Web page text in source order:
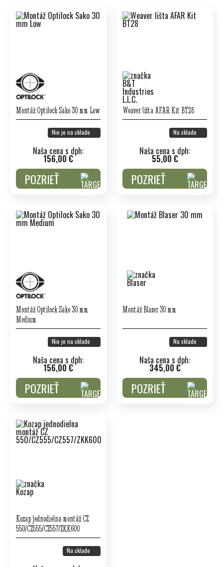
Montáž Optilock Sako 30 mm Low
Nie je na sklade
Naša cena s dph:
156,00 €
POZRIEŤ
Weaver lišta AFAR Kit BT28
Na sklade
Naša cena s dph:
55,00 €
POZRIEŤ
Montáž Optilock Sako 30 mm
Medium
Nie je na sklade
Naša cena s dph:
156,00 €
POZRIEŤ
Montáž Blaser 30 mm
Na sklade
Naša cena s dph:
345,00 €
POZRIEŤ
Kozap jednodielna montáž CZ
550/CZ555/CZ557/ZKK600
Na sklade